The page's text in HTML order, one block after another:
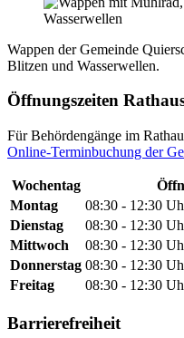
Wappen der Gemeinde
Blitzen und Wasserwellen.
Öffnungszeiten
Für Behördengänge im
Online-Terminbuchung der
Wochentag
Montag
08:30 - 12:30
Dienstag
08:30 - 12:30
Mittwoch
08:30 - 12:30
Donnerstag 08:30 - 12:30
Freitag
08:30 - 12:30
Barrierefreiheit